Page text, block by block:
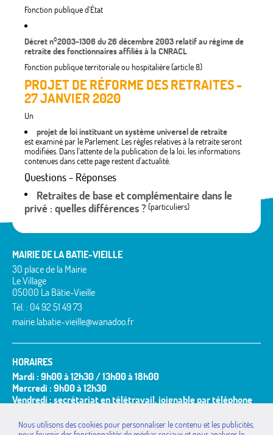
Fonction publique d'État
Décret n°2003-1306 du 26 décembre 2003 relatif au régime de
retraite des fonctionnaires affiliés à la CNRACL
Fonction publique territoriale ou hospitalière (article 8)
PROJET DE RÉFORME DES RETRAITES -
27 JANVIER 2020
Un
projet de loi instituant un système universel de retraite
est examiné par le Parlement. Les règles relatives à la retraite seront
modifiées. Dans l'attente de la publication de la loi, les informations
contenues dans cette page restent d'actualité.
Questions - Réponses
Retraites de base et complémentaire dans le
privé : quelles différences ?(particuliers)
MAIRIE DE LA BATIE-VIEILLE
30 place de la Mairie
Le Village
05000 La Bâtie-Vieille
Tél. : 04 92 51 49 73
mairie.labatie-vieille@wanadoo.fr
HORAIRES
Mardi : 9h00 à 12h30 / 13h00 à 18h00
Mercredi : 9h00 à 12h30
Vendredi : secrétariat en télétravail, joignable par téléphone
Permanence du Maire ou de ses adjoints :
Nous utilisons des cookies pour personnaliser le contenu et les publicités,